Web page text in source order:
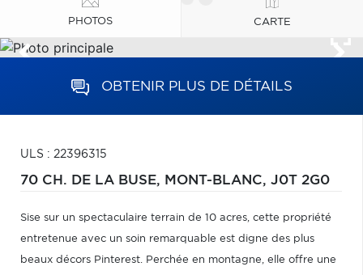
PHOTOS CARTE
OBTENIR PLUS DE DÉTAILS
ULS : 22396315
70 CH. DE LA BUSE, MONT-BLANC, J0T 2G0
Sise sur un spectaculaire terrain de 10 acres, cette propriété
entretenue avec un soin remarquable est digne des plus
beaux décors Pinterest. Perchée en montagne, elle offre une